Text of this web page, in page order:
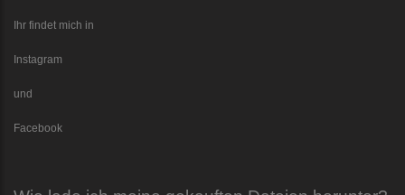
Ihr findet mich in
Instagram
und
Facebook